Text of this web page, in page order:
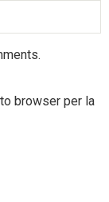
browser per la